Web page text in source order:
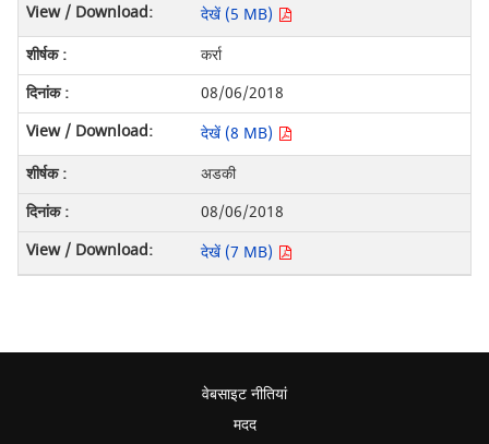
देखें (5 MB)
कर्रा
08/06/2018
देखें (8 MB)
अडकी
08/06/2018
देखें (7 MB)
वेबसाइट नीतियां
मदद